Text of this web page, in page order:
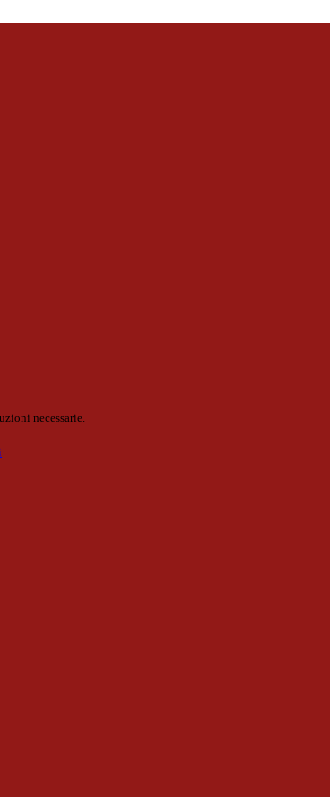
necessarie.